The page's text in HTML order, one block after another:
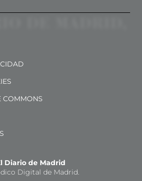
COMMONS
Diario de Madrid
Digital de Madrid.